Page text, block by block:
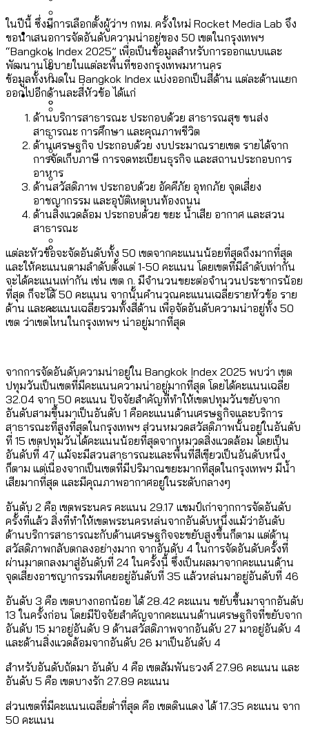
สังเกตการณ์การเลือกตั้งชวนคุยกันถึงบท
เรียนที่เราได้รับจากเลือกตั้ง กรุงเทพฯ –
พัทยา
กทม. มีอำนาจแค่ไหน ในการแก้ปัญหาให้คน
ที่อาศัยอยู่ในกรุงเทพฯ
ขยะของคน กทม. ที่ยังถูกนำไปทิ้งที่
ฉะเชิงเทรา นครปฐม และล่าสุดที่กาญจนบุรี
งบระบายน้ำ-ป้องกันน้ำท่วม 4 ปี (2566-
2569) ของ กทม. ในยุคชัชชาติ ลงเขตไหน
ทำอะไรบ้าง
ความเกลียดชังที่ขายได้ : สำรวจ Hate
Speech ที่ถูกผลิตซ้ำผ่านวิดีโอ AI ในช่วง
ความขัดแย้งไทย-กัมพูชา
กรุงเทพฯ เมืองคอนเสิร์ต : สำรวจ
คอนเสิร์ตและแฟนมีตติ้งในไทยจำนวน 526
งาน ตั้งแต่ปี 2023-2024
ปีนกำแพงส่องซีรีส์จีน: จีนส่งออกภาพ
ลักษณ์แบบไหนสู่สายตาโลก
ค่าฝุ่นในกรุงเทพฯ 2025 เทียบกับจำนวน
ควันบุหรี่ที่เข้าปอด [ข้อมูลดิบ]
สำรวจเศรษฐกิจในกรุงเทพฯ ผ่าน
Bangkok Index 2025
สำรวจงบประมาณรายเขตในกรุงเทพฯ
ผ่าน Bangkok Index 2025
สำรวจรายได้จากการจัดเก็บภาษีใน
กรุงเทพฯ ผ่าน Bangkok Index 2025
สำรวจสังคมผู้สูงอายุไทย : 6 จังหวัดเป็น
สังคมสูงวัยระดับสุดยอด และ 64 จังหวัดที่
ตายมากกว่าเกิด
กรุงเทพฯ เมืองสังคมผู้สูงอายุ [ข้อมูลดิบ]
กรุงเทพฯ เมืองสังคมผู้สูงอายุ : 36 เขตมี
คนตายมากกว่าคนเกิด 18 เขตเป็นสังคมผู้
สูงอายุระดับสุดยอด
Bangkok Index 2025 : อันดับความน่าอยู่
สังคมผู้สูงอายุไทย [ข้อมูลดิบ]
สำรวจเหตุไฟไหม้ในกรุงเทพฯ 2568
[ข้อมูลดิบ]
คำนำหน้านามและกฎหมายสมรสเท่าเทียม
[ข้อมูลดิบ]
กรุงเทพฯ เมืองสังคมผู้สูงอายุ [ข้อมูลดิบ]
[ข้อมูลดิบ]
Project
Bangkok Index
Bangkok Index 2022
DEMO Thailand
About Us
ในปีนี้ ซึ่งมีการเลือกตั้งผู้ว่าฯ กทม. ครั้งใหม่ Rocket Media Lab จึง
ขอนำเสนอการจัดอันดับความน่าอยู่ของ 50 เขตในกรุงเทพฯ
“Bangkok Index 2025” เพื่อเป็นข้อมูลสำหรับการออกแบบและ
พัฒนานโยบายในแต่ละพื้นที่ของกรุงเทพมหานคร
ข้อมูลทั้งหมดใน Bangkok Index แบ่งออกเป็นสี่ด้าน แต่ละด้านแยก
ออกไปอีกด้านละสี่หัวข้อ ได้แก่
ด้านบริการสาธารณะ ประกอบด้วย สาธารณสุข ขนส่ง
สาธารณะ การศึกษา และคุณภาพชีวิต
ด้านเศรษฐกิจ ประกอบด้วย งบประมาณรายเขต รายได้จาก
การจัดเก็บภาษี การจดทะเบียนธุรกิจ และสถานประกอบการ
อาหาร
ด้านสวัสดิภาพ ประกอบด้วย อัคคีภัย อุทกภัย จุดเสี่ยง
อาชญากรรม และอุบัติเหตุบนท้องถนน
ด้านสิ่งแวดล้อม ประกอบด้วย ขยะ น้ำเสีย อากาศ และสวน
สาธารณะ
แต่ละหัวข้อจะจัดอันดับทั้ง 50 เขตจากคะแนนน้อยที่สุดถึงมากที่สุด
และให้คะแนนตามลำดับตั้งแต่ 1-50 คะแนน โดยเขตที่มีลำดับเท่ากัน
จะได้คะแนนเท่ากัน เช่น เขต ก. มีจำนวนขยะต่อจำนวนประชากรน้อย
ที่สุด ก็จะได้ 50 คะแนน จากนั้นคำนวณคะแนนเฉลี่ยรายหัวข้อ ราย
ด้าน และคะแนนเฉลี่ยรวมทั้งสี่ด้าน เพื่อจัดอันดับความน่าอยู่ทั้ง 50
เขต ว่าเขตไหนในกรุงเทพฯ น่าอยู่มากที่สุด
จากการจัดอันดับความน่าอยู่ใน Bangkok Index 2025 พบว่า เขต
ปทุมวันเป็นเขตที่มีคะแนนความน่าอยู่มากที่สุด โดยได้คะแนนเฉลี่ย
32.04 จาก 50 คะแนน ปัจจัยสำคัญที่ทำให้เขตปทุมวันขยับจาก
อันดับสามขึ้นมาเป็นอันดับ 1 คือคะแนนด้านเศรษฐกิจและบริการ
สาธารณะที่สูงที่สุดในกรุงเทพฯ ส่วนหมวดสวัสดิภาพนั้นอยู่ในอันดับ
ที่ 15 เขตปทุมวันได้คะแนนน้อยที่สุดจากหมวดสิ่งแวดล้อม โดยเป็น
อันดับที่ 47 แม้จะมีสวนสาธารณะและพื้นที่สีเขียวเป็นอันดับหนึ่ง
ก็ตาม แต่เนื่องจากเป็นเขตที่มีปริมาณขยะมากที่สุดในกรุงเทพฯ มีน้ำ
เสียมากที่สุด และมีคุณภาพอากาศอยู่ในระดับกลางๆ
อันดับ 2 คือ เขตพระนคร คะแนน 29.17 แชมป์เก่าจากการจัดอันดับ
ครั้งที่แล้ว สิ่งที่ทำให้เขตพระนครหล่นจากอันดับหนึ่งแม้ว่าอันดับ
ด้านบริการสาธารณะกับด้านเศรษฐกิจจะขยับสูงขึ้นก็ตาม แต่ด้าน
สวัสดิภาพกลับตกลงอย่างมาก จากอันดับ 4 ในการจัดอันดับครั้งที่
ผ่านมาตกลงมาสู่อันดับที่ 24 ในครั้งนี้ ซึ่งเป็นผลมาจากคะแนนด้าน
จุดเสี่ยงอาชญากรรมที่เคยอยู่อันดับที่ 35 แล้วหล่นมาอยู่อันดับที่ 46
อันดับ 3 คือ เขตบางกอกน้อย ได้ 28.42 คะแนน ขยับขึ้นมาจากอันดับ
13 ในครั้งก่อน โดยมีปัจจัยสำคัญจากคะแนนด้านเศรษฐกิจที่ขยับจาก
อันดับ 15 มาอยู่อันดับ 9 ด้านสวัสดิภาพจากอันดับ 27 มาอยู่อันดับ 4
และด้านสิ่งแวดล้อมจากอันดับ 26 มาเป็นอันดับ 4
สำหรับอันดับถัดมา อันดับ 4 คือ เขตสัมพันธวงศ์ 27.96 คะแนน และ
อันดับ 5 คือ เขตบางรัก 27.89 คะแนน
ส่วนเขตที่มีคะแนนเฉลี่ยต่ำที่สุด คือ เขตดินแดง ได้ 17.35 คะแนน จาก
50 คะแนน